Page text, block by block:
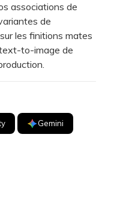
associations de
de
les finitions mates
to-image de
Gemini